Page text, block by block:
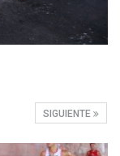
SIGUIENTE